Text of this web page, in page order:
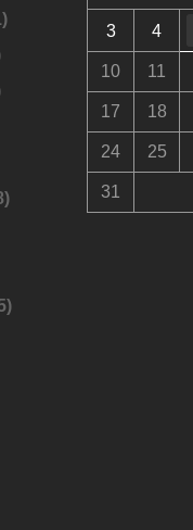
3 4
10 11
17 18
24 25
31